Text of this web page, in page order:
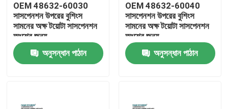
OEM 48632-60030
সাসপেনশন উপরের বুশিংস
সামনের অক্ষ টয়োটা সাসপেনশন
অংশের জন্য
অনুসন্ধান পাঠান
OEM 48632-60040
সাসপেনশন উপরের বুশিংস
সামনের অক্ষ টয়োটা সাসপেনশন
অংশের জন্য
অনুসন্ধান পাঠান